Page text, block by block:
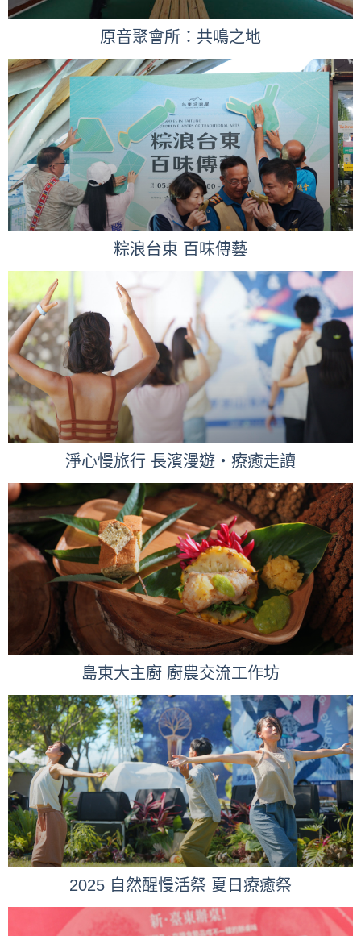
原音聚會所：共鳴之地
粽浪台東 百味傳藝
淨心慢旅行 長濱漫遊・療癒走讀
島東大主廚 廚農交流工作坊
2025 自然醒慢活祭 夏日療癒祭